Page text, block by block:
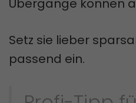
Setz sie lieber
passend ein.